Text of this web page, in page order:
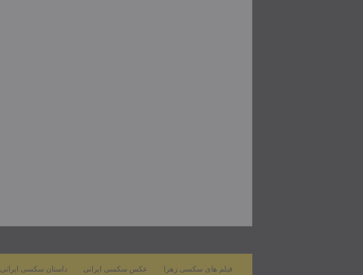
داستان سکسی ایرانی عکس سکسی ایرانی فیلم های سکسی زهرا